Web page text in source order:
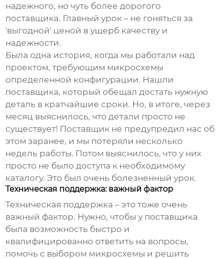
надежного, но чуть более дорогого
поставщика. Главный урок – не гоняться за
'выгодной' ценой в ущерб качеству и
надежности.
Была одна история, когда мы работали над
проектом, требующим микросхемы
определенной конфигурации. Нашли
поставщика, который обещал достать нужную
деталь в кратчайшие сроки. Но, в итоге, через
месяц выяснилось, что детали просто не
существует! Поставщик не предупредил нас об
этом заранее, и мы потеряли несколько
недель работы. Потом выяснилось, что у них
просто не было доступа к необходимому
каталогу. Это был очень болезненный урок.
Техническая поддержка: важный фактор
Техническая поддержка – это тоже очень
важный фактор. Нужно, чтобы у поставщика
была возможность быстро и
квалифицированно ответить на вопросы,
помочь с выбором микросхемы и решить